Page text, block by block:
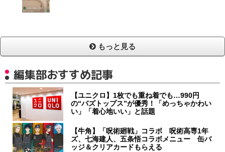
もっと見る
編集部おすすめ記事
【ユニクロ】1枚でも重ね着でも…990円
の“バズトップス”が優秀！「めっちゃかわい
い」「着心地いい」と話題
【牛角】「呪術廻戦」コラボ 呪術高専1年
ズ、七海建人、五条悟コラボメニュー 缶バ
ッジ＆クリアカードもらえる